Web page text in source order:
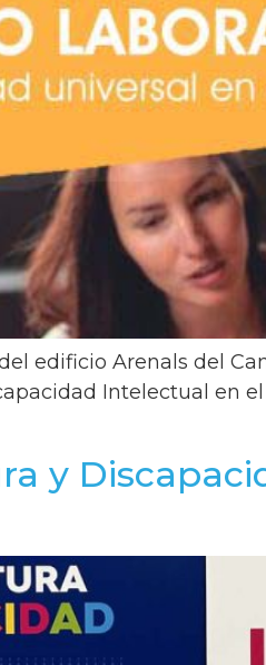
edificio Arenals del
Intelectual en
y